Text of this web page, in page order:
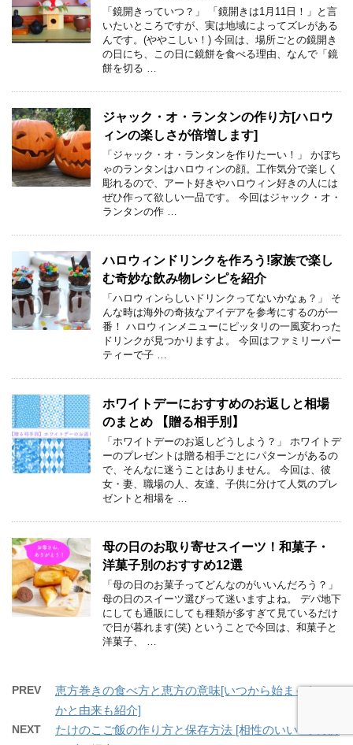
「鏡開きっていつ？」 「鏡開きは1月11日！」と言
いたいところですが、実は地域によってズレがある
んです。(ややこしい！) 今回は、場所ごとの鏡開き
の日にち、この日に鏡餅を食べる理由、なんで「鏡
餅を切る …
ジャック・オ・ランタンの作り方[ハロウ
ィンの楽しさが倍増します]
「ジャック・オ・ランタンを作りたーい！」 かぼち
ゃのランタンはハロウィンの顔。工作気分で楽しく
彫れるので、アート好きやハロウィン好きの人には
ぜひ作って欲しい一品です。 今回はジャック・オ・
ランタンの作 …
ハロウィンドリンクを作ろう!家族で楽し
む奇妙な飲み物レシピを紹介
「ハロウィンらしいドリンクってないかなぁ？」 そ
んな時は海外の奇抜なアイデアを参考にするのが一
番！ ハロウィンメニューにピッタリの一風変わった
ドリンクが見つかりますよ。 今回はファミリーパー
ティーで子 …
ホワイトデーにおすすめのお返しと相場
のまとめ 【贈る相手別】
「ホワイトデーのお返しどうしよう？」 ホワイトデ
ーのプレゼントは贈る相手ごとにパターンがあるの
で、そんなに迷うことはありません。 今回は、彼
女・妻、職場の人、友達、子供に分けて人気のプレ
ゼントと相場を …
母の日のお取り寄せスイーツ！和菓子・
洋菓子別のおすすめ12選
「母の日のお菓子ってどんなのがいいんだろう？」
母の日のスイーツ選びって迷いますよね。 デパ地下
にしても通販にしても種類が多すぎて見ているだけ
で日が暮れます(笑) ということで今回は、和菓子と
洋菓子、 …
PREV
恵方巻きの食べ方と恵方の意味[いつから始まったの
かと由来も紹介]
NEXT
たけのこご飯の作り方と保存方法 [相性のいい8つのお